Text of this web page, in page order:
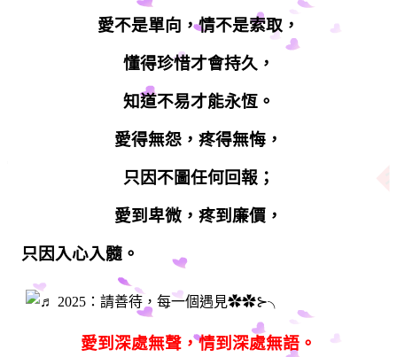
愛不是單向，情不是索取，
懂得珍惜才會持久，
知道不易才能永恆。
愛得無怨，疼得無悔，
只因不圖任何回報；
愛到卑微，疼到廉價，
只因入心入髓。
愛到深處無聲，情到深處無語。